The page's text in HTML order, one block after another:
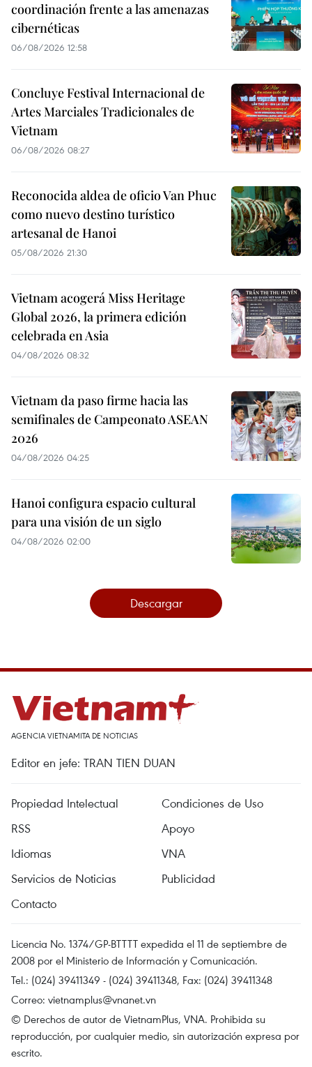
coordinación frente a las amenazas
cibernéticas
06/08/2026 12:58
Concluye Festival Internacional de
Artes Marciales Tradicionales de
Vietnam
06/08/2026 08:27
Reconocida aldea de oficio Van Phuc
como nuevo destino turístico
artesanal de Hanoi
05/08/2026 21:30
Vietnam acogerá Miss Heritage
Global 2026, la primera edición
celebrada en Asia
04/08/2026 08:32
Vietnam da paso firme hacia las
semifinales de Campeonato ASEAN
2026
04/08/2026 04:25
Hanoi configura espacio cultural
para una visión de un siglo
04/08/2026 02:00
Descargar
AGENCIA VIETNAMITA DE NOTICIAS
Editor en jefe: TRAN TIEN DUAN
Propiedad Intelectual
Condiciones de Uso
RSS
Apoyo
Idiomas
VNA
Servicios de Noticias
Publicidad
Contacto
Licencia No. 1374/GP-BTTTT expedida el 11 de septiembre de
2008 por el Ministerio de Información y Comunicación.
Tel.: (024) 39411349 - (024) 39411348, Fax: (024) 39411348
Correo: vietnamplus@vnanet.vn
© Derechos de autor de VietnamPlus, VNA. Prohibida su
reproducción, por cualquier medio, sin autorización expresa por
escrito.